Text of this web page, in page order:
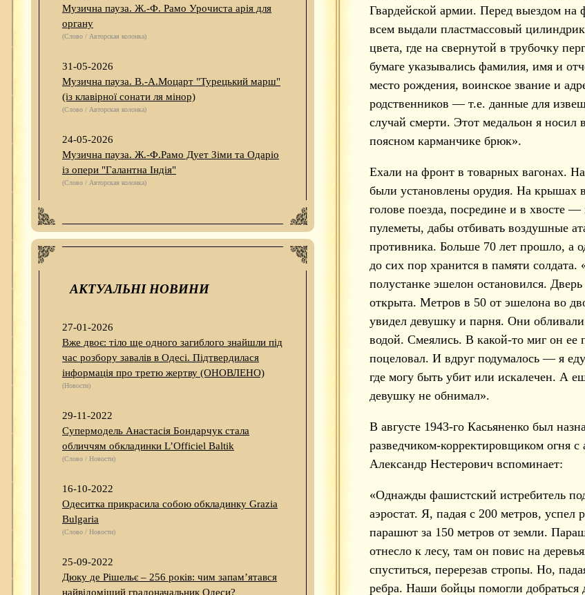
Музична пауза. Ж.-Ф. Рамо Урочиста арія для
органу
(Слово / Авторская колонка)
31-05-2026
Музична пауза. В.-А.Моцарт "Турецький марш"
(із клавірної сонати ля мінор)
(Слово / Авторская колонка)
24-05-2026
Музична пауза. Ж.-Ф.Рамо Дует Зіми та Одаріо
із опери "Галантна Індія"
(Слово / Авторская колонка)
АКТУАЛЬНІ НОВИНИ
27-01-2026
Вже двоє: тіло ще одного загиблого знайшли під
час розбору завалів в Одесі. Підтвердилася
інформація про третю жертву (ОНОВЛЕНО)
(Новости)
29-11-2022
Супермодель Анастасія Бондарчук стала
обличчям обкладинки L’Officiel Baltik
(Слово / Новости)
16-10-2022
Одеситка прикрасила собою обкладинку Grazia
Bulgaria
(Слово / Новости)
25-09-2022
Дюку де Рішельє – 256 років: чим запам’ятався
найвідоміший градоначальник Одеси?
Гвардейской армии. Перед выездом на
всем выдали пластмассовый
цвета, где на свернутой в трубочку
бумаге указывались фамилия, имя и
место рождения, воинское звание и
родственников — т.е. данные для
случай смерти. Этот медальон я носил
поясном карманчике брюк».
Ехали на фронт в товарных вагонах.
были установлены орудия. На крышах
голове поезда, посредине и в хвосте —
пулеметы, дабы отбивать воздушные
противника. Больше 70 лет прошло, а
до сих пор хранится в памяти солдата.
полустанке эшелон остановился.
открыта. Метров в 50 от эшелона во
увидел девушку и парня. Они обливали
водой. Смеялись. В какой-то миг он ее
поцеловал. И вдруг подумалось — я
где могу быть убит или искалечен. А
девушку не обнимал».
В августе 1943-го Касьяненко был
разведчиком-корректировщиком огня с
Александр Нестерович вспоминает:
«Однажды фашистский истребитель
аэростат. Я, падая с 200 метров, успел
парашют за 150 метров от земли.
отнесло к лесу, там он повис на
спуститься, перерезав стропы. Но,
ребра. Наши бойцы помогли добраться